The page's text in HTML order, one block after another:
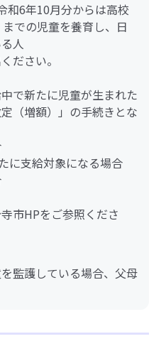
和6年10月分からは高校
での児童を養育し、日
人
ださい。
で新たに児童が生まれた
（増額）」の手続きとな
に支給対象になる場合
市HPをご参照くださ
監護している場合、父母